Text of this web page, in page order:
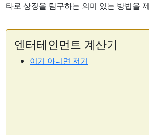
타로 상징을 탐구하는 의미 있는 방법을
엔터테인먼트 계산기
이거 아니면 저거